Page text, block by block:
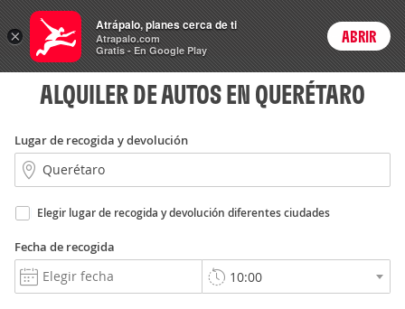
Rent
a Car Login
ALQUILER DE AUTOS EN QUERÉTARO
Lugar de recogida y devolución
Elegir lugar de recogida y devolución diferentes ciudades
Fecha de recogida
×
Atrápalo, planes cerca de ti
Atrapalo.com
Gratis - En Google Play
ABRIR